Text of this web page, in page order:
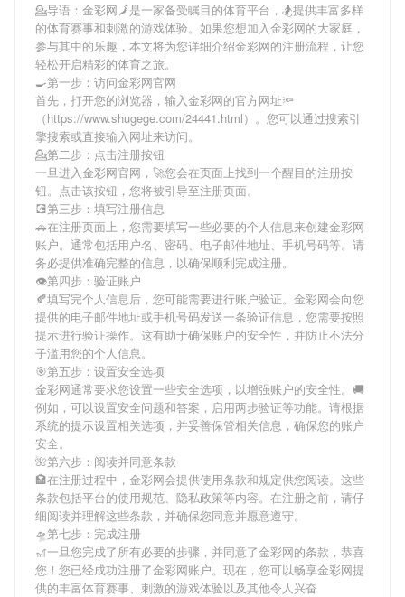
💁导语： 金彩网🗾是一家备受瞩目的体育平台，🏂提供丰富多样
的体育赛事和刺激的游戏体验。如果您想加入金彩网的大家庭，
参与其中的乐趣，本文将为您详细介绍金彩网的注册流程，让您
轻松开启精彩的体育之旅。
🍳第一步：访问金彩网官网
首先，打开您的浏览器，输入金彩网的官方网址🔦
（https://www.shugege.com/24441.html）。您可以通过搜索引
擎搜索或直接输入网址来访问。
💁第二步：点击注册按钮
一旦进入金彩网官网，🚀您会在页面上找到一个醒目的注册按
钮。点击该按钮，您将被引导至注册页面。
💽第三步：填写注册信息
🚗在注册页面上，您需要填写一些必要的个人信息来创建金彩网
账户。通常包括用户名、密码、电子邮件地址、手机号码等。请
务必提供准确完整的信息，以确保顺利完成注册。
👁第四步：验证账户
🍂填写完个人信息后，您可能需要进行账户验证。 金彩网会向您
提供的电子邮件地址或手机号码发送一条验证信息，您需要按照
提示进行验证操作。这有助于确保账户的安全性，并防止不法分
子滥用您的个人信息。
🎯第五步：设置安全选项
金彩网通常要求您设置一些安全选项，以增强账户的安全性。🚚
例如，可以设置安全问题和答案，启用两步验证等功能。请根据
系统的提示设置相关选项，并妥善保管相关信息，确保您的账户
安全。
🌺第六步：阅读并同意条款
🏩在注册过程中， 金彩网会提供使用条款和规定供您阅读。这些
条款包括平台的使用规范、隐私政策等内容。在注册之前，请仔
细阅读并理解这些条款，并确保您同意并愿意遵守。
🛸第七步：完成注册
🎢一旦您完成了所有必要的步骤，并同意了金彩网的条款，恭喜
您！您已经成功注册了金彩网账户。现在，您可以畅享金彩网提
供的丰富体育赛事、刺激的游戏体验以及其他令人兴奋